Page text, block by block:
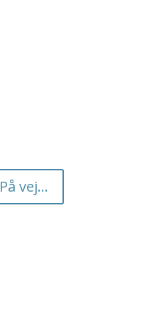
På vej...